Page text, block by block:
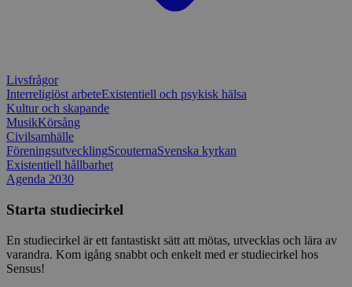
Livsfrågor
Interreligiöst arbeteExistentiell och psykisk hälsa
Kultur och skapande
MusikKörsång
Civilsamhälle
FöreningsutvecklingScouternaSvenska kyrkan
Existentiell hållbarhet
Agenda 2030
Starta studiecirkel
En studiecirkel är ett fantastiskt sätt att mötas, utvecklas och lära av
varandra. Kom igång snabbt och enkelt med er studiecirkel hos
Sensus!